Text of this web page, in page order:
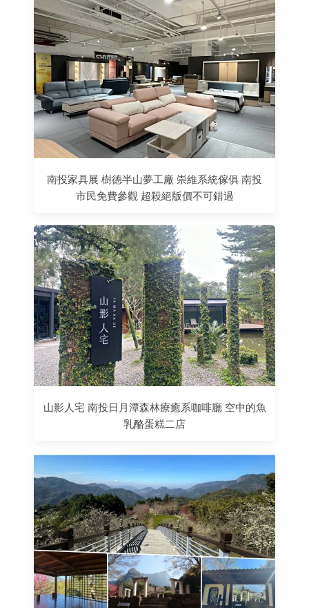
南投家具展 樹德半山夢工廠 崇維系統傢俱 南投
市民免費參觀 超殺絕版價不可錯過
山影人宅 南投日月潭森林療癒系咖啡廳 空中的魚
乳酪蛋糕二店